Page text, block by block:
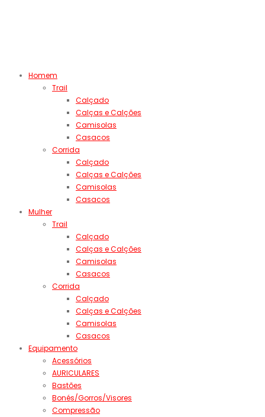
Homem
Trail
Calçado
Calças e Calções
Camisolas
Casacos
Corrida
Calçado
Calças e Calções
Camisolas
Casacos
Mulher
Trail
Calçado
Calças e Calções
Camisolas
Casacos
Corrida
Calçado
Calças e Calções
Camisolas
Casacos
Equipamento
Acessórios
AURICULARES
Bastões
Bonés/Gorros/Visores
Compressão